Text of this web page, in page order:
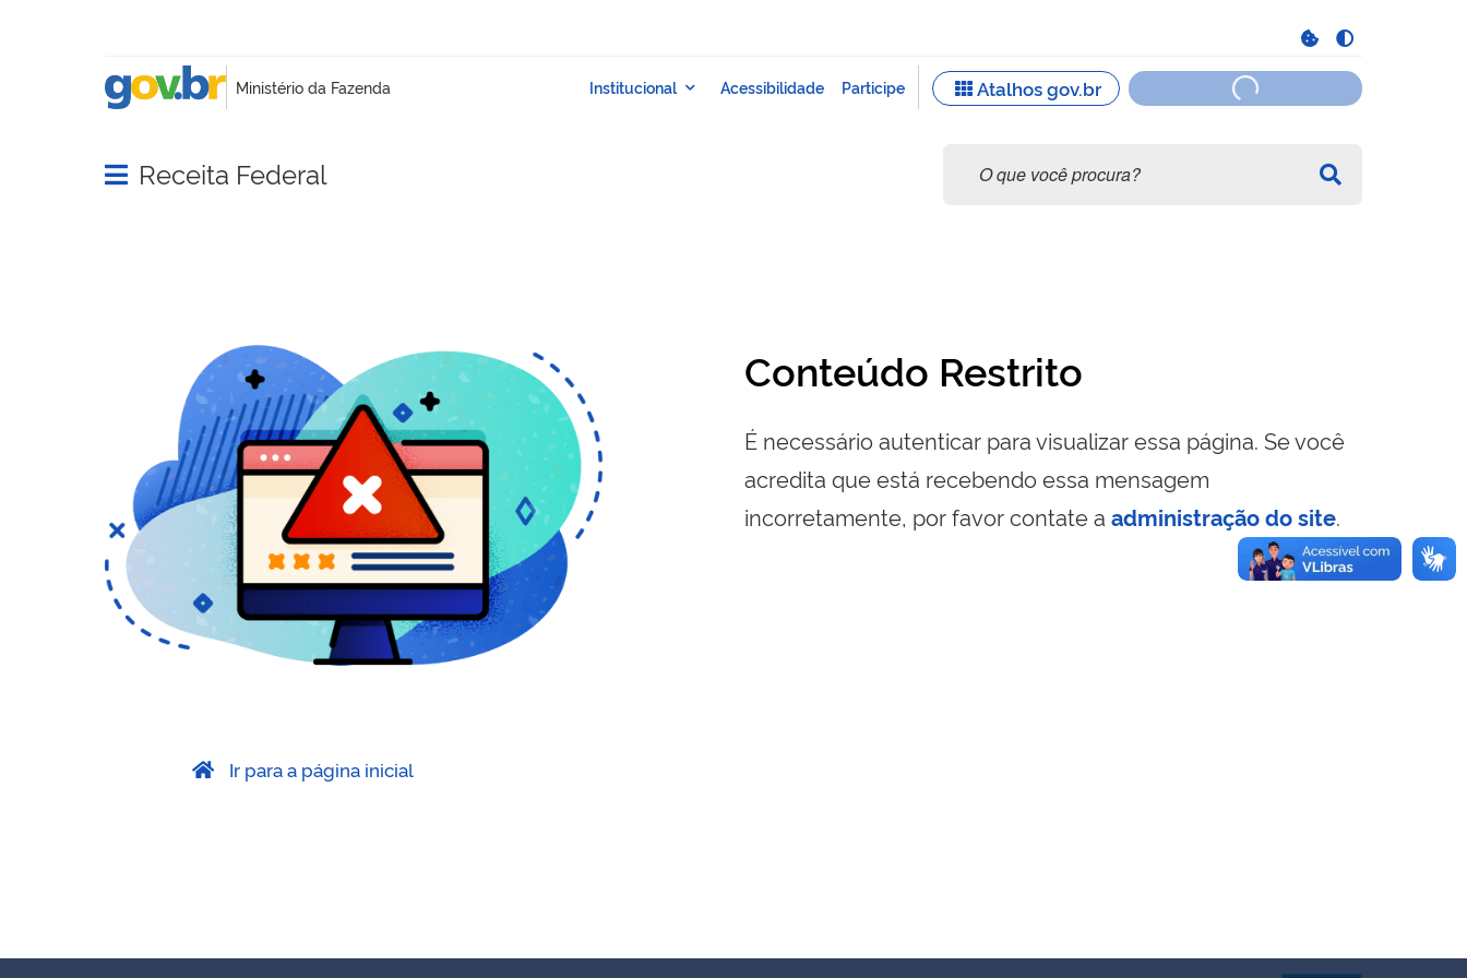
Abrir menu principal de navegação
Receita Federal
Conteúdo Restrito
É necessário autenticar para visualizar essa página. Se você
acredita que está recebendo essa mensagem
incorretamente, por favor contate a administração do site.
Ir para a página inicial